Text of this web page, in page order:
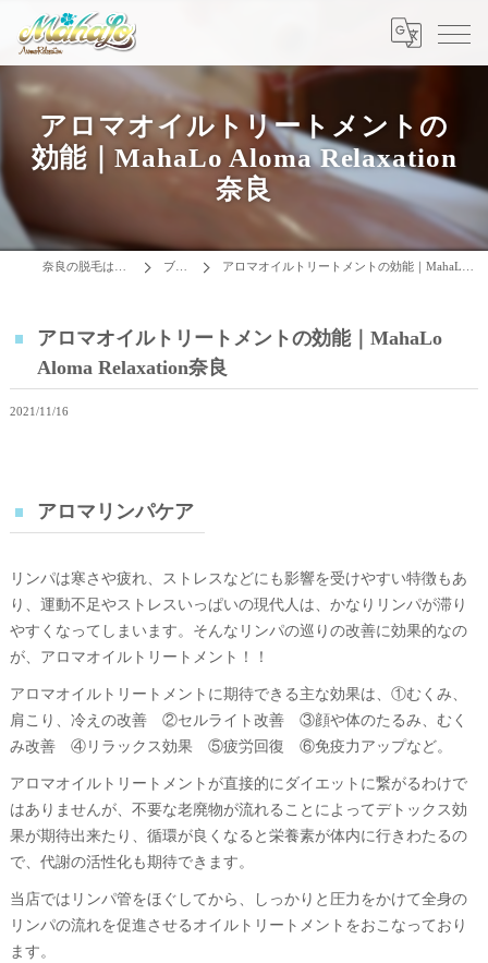
アロマオイルトリートメントの
効能｜MahaLo Aloma Relaxation
奈良
ブログ アロマオイルトリートメントの効能｜MahaLo Aloma Relaxation奈良
アロマオイルトリートメントの効能｜MahaLo
Aloma Relaxation奈良
2021/11/16
アロマリンパケア
リンパは寒さや疲れ、ストレスなどにも影響を受けやすい特徴もあ
り、運動不足やストレスいっぱいの現代人は、かなりリンパが滞り
やすくなってしまいます。そんなリンパの巡りの改善に効果的なの
が、アロマオイルトリートメント！！
アロマオイルトリートメントに期待できる主な効果は、①むくみ、
肩こり、冷えの改善 ②セルライト改善 ③顔や体のたるみ、むく
み改善 ④リラックス効果 ⑤疲労回復 ⑥免疫力アップなど。
アロマオイルトリートメントが直接的にダイエットに繋がるわけで
はありませんが、不要な老廃物が流れることによってデトックス効
果が期待出来たり、循環が良くなると栄養素が体内に行きわたるの
で、代謝の活性化も期待できます。
当店ではリンパ管をほぐしてから、しっかりと圧力をかけて全身の
リンパの流れを促進させるオイルトリートメントをおこなっており
ます。